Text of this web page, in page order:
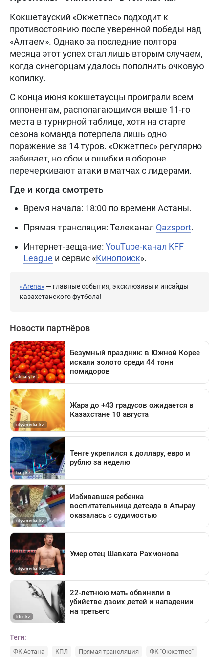
Кокшетауский «Окжетпес» подходит к
противостоянию после уверенной победы над
«Алтаем». Однако за последние полтора
месяца этот успех стал лишь вторым случаем,
когда синегорцам удалось пополнить очковую
копилку.
С конца июня кокшетаусцы проиграли всем
оппонентам, располагающимся выше 11-го
места в турнирной таблице, хотя на старте
сезона команда потерпела лишь одно
поражение за 14 туров. «Окжетпес» регулярно
забивает, но сбои и ошибки в обороне
перечеркивают атаки в матчах с лидерами.
Где и когда смотреть
Время начала: 18:00 по времени Астаны.
Прямая трансляция: Телеканал Qazsport.
Интернет-вещание: YouTube-канал KFF
League и сервис «Кинопоиск».
«Arena» — главные события, эксклюзивы и инсайды
казахстанского футбола!
Теги:
ФК Астана КПЛ Прямая трансляция ФК "Окжетпес"